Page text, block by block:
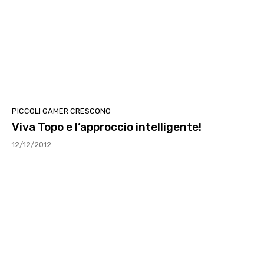
PICCOLI GAMER CRESCONO
Viva Topo e l’approccio intelligente!
12/12/2012